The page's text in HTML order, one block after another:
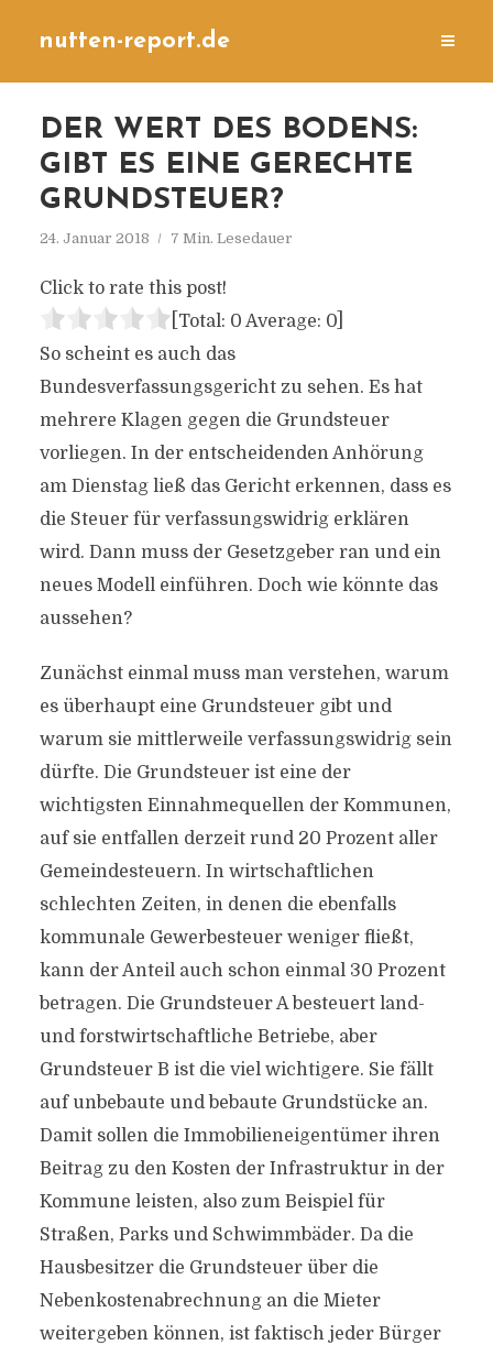
nutten-report.de
DER WERT DES BODENS:
GIBT ES EINE GERECHTE
GRUNDSTEUER?
24. Januar 2018 7 Min. Lesedauer
Click to rate this post!
[Total: 0 Average: 0]
So scheint es auch das
Bundesverfassungsgericht zu sehen. Es hat
mehrere Klagen gegen die Grundsteuer
vorliegen. In der entscheidenden Anhörung
am Dienstag ließ das Gericht erkennen, dass es
die Steuer für verfassungswidrig erklären
wird. Dann muss der Gesetzgeber ran und ein
neues Modell einführen. Doch wie könnte das
aussehen?
Zunächst einmal muss man verstehen, warum
es überhaupt eine Grundsteuer gibt und
warum sie mittlerweile verfassungswidrig sein
dürfte. Die Grundsteuer ist eine der
wichtigsten Einnahmequellen der Kommunen,
auf sie entfallen derzeit rund 20 Prozent aller
Gemeindesteuern. In wirtschaftlichen
schlechten Zeiten, in denen die ebenfalls
kommunale Gewerbesteuer weniger fließt,
kann der Anteil auch schon einmal 30 Prozent
betragen. Die Grundsteuer A besteuert land-
und forstwirtschaftliche Betriebe, aber
Grundsteuer B ist die viel wichtigere. Sie fällt
auf unbebaute und bebaute Grundstücke an.
Damit sollen die Immobilieneigentümer ihren
Beitrag zu den Kosten der Infrastruktur in der
Kommune leisten, also zum Beispiel für
Straßen, Parks und Schwimmbäder. Da die
Hausbesitzer die Grundsteuer über die
Nebenkostenabrechnung an die Mieter
weitergeben können, ist faktisch jeder Bürger